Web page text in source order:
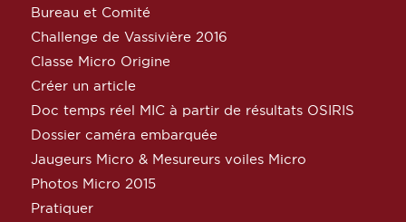
Bureau et Comité
Challenge de Vassivière 2016
Classe Micro Origine
Créer un article
Doc temps réel MIC à partir de résultats OSIRIS
Dossier caméra embarquée
Jaugeurs Micro & Mesureurs voiles Micro
Photos Micro 2015
Pratiquer